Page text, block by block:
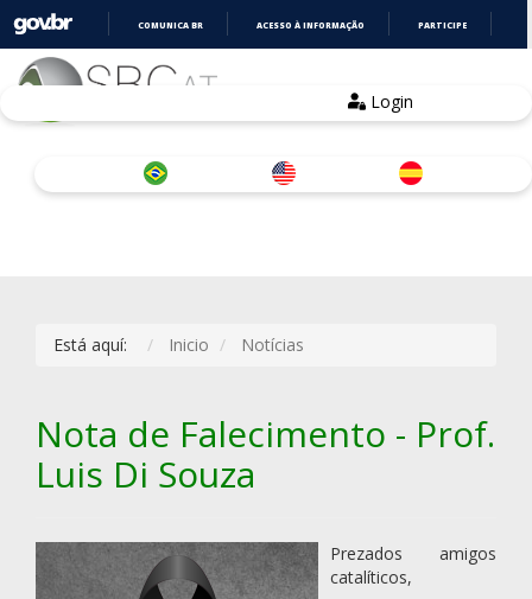
COMUNICA BR ACESSO À INFORMAÇÃO PARTICIPE
Login
Está aquí: Inicio Notícias
Nota de Falecimento - Prof.
Luis Di Souza
Prezados amigos
catalíticos,